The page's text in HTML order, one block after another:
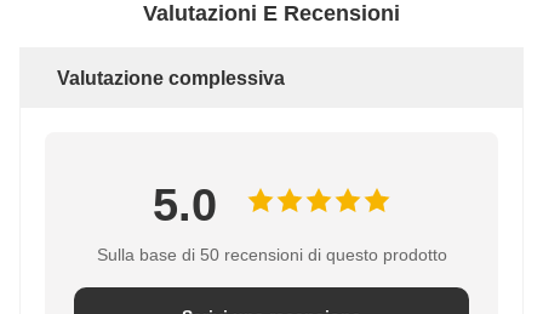
Valutazioni E Recensioni
Valutazione complessiva
5.0
Sulla base di 50 recensioni di questo prodotto